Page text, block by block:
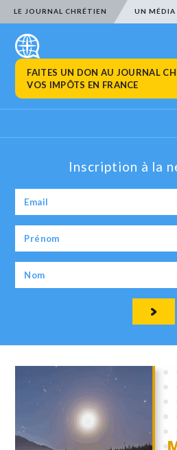
LE JOURNAL CHRÉTIEN UN MÉDIA
FAITES UN DON AU JOURNAL
VOS IMPÔTS EN FRANCE
Inscription à la